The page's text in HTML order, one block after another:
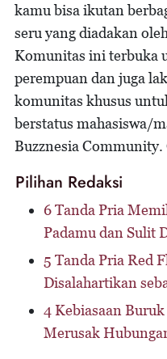
kamu bisa ikutan
seru yang diadakan
Komunitas ini terbuka
perempuan dan juga
komunitas khusus
berstatus mahasiswa/
Buzznesia Community.
Pilihan Redaksi
6 Tanda Pria
Padamu dan Sulit
5 Tanda Pria Red
Disalahartikan
4 Kebiasaan
Merusak